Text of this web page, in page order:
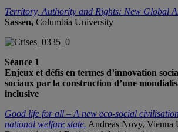
Territory, Authority and Rights: New Global
Sassen, Columbia University
Séance 1
Enjeux et défis en termes d’innovation
sociaux par la construction d’une
inclusive
Good life for all – A new eco-social
national welfare state. Andreas Novy, Vienna